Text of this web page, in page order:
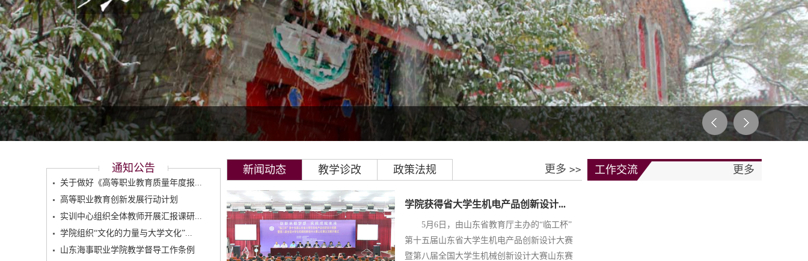
通知公告
关于做好《高等职业教育质量年度报...
高等职业教育创新发展行动计划
实训中心组织全体教师开展汇报课研...
学院组织“文化的力量与大学文化”...
山东海事职业学院教学督导工作条例
新闻动态 教学诊改 政策法规 更多 >>
学院获得省大学生机电产品创新设计...
5月6日，由山东省教育厅主办的“临工杯”
第十五届山东省大学生机电产品创新设计大赛
暨第八届全国大学生机械创新设计大赛山东赛
工作交流 更多